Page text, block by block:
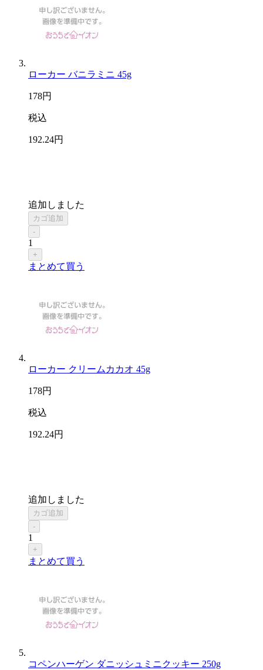
ローカー バニラミニ 45g
178円
税込
192.24円
追加しました
カゴ追加
-
1
+
まとめて買う
ローカー クリームカカオ 45g
178円
税込
192.24円
追加しました
カゴ追加
-
1
+
まとめて買う
コペンハーゲン ダニッシュミニクッキー 250g